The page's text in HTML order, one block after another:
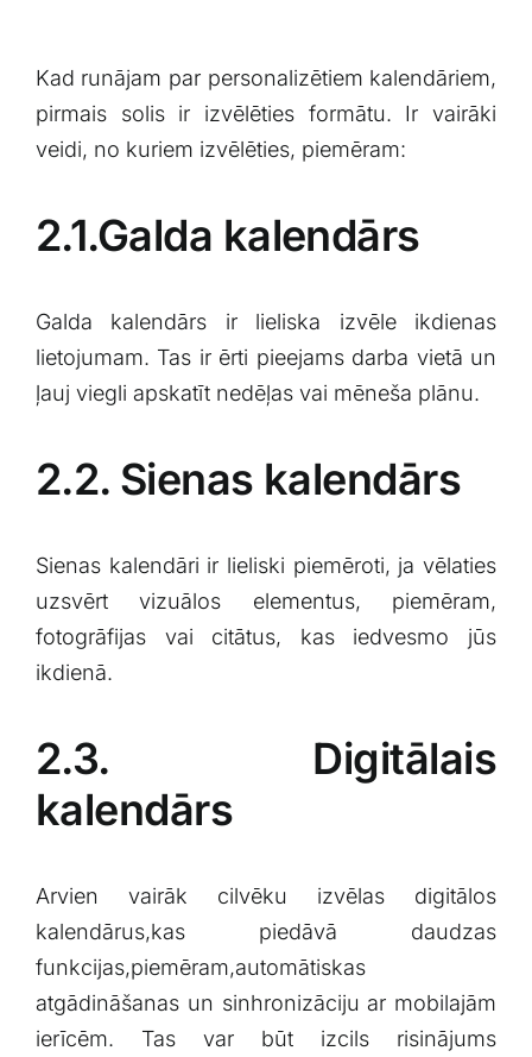
Kad runājam par personalizētiem kalendāriem,
pirmais solis ir izvēlēties formātu. Ir vairāki
veidi, no kuriem izvēlēties, piemēram:
2.1.Galda kalendārs
Galda kalendārs ir lieliska izvēle ikdienas
lietojumam. Tas ir ērti pieejams⁤ darba vietā ⁤un
‌ļauj viegli apskatīt⁢ nedēļas ⁢vai mēneša plānu.
2.2.⁣ Sienas kalendārs
Sienas⁤ kalendāri‍ ir lieliski ⁤piemēroti, ja vēlaties
uzsvērt‌ vizuālos ⁢elementus, piemēram,
fotogrāfijas vai citātus, kas iedvesmo jūs
ikdienā. ‍
2.3. Digitālais
kalendārs
Arvien vairāk cilvēku izvēlas digitālos
kalendārus,kas piedāvā daudzas
funkcijas,piemēram,automātiskas
atgādināšanas un sinhronizāciju ar mobilajām
ierīcēm. ⁣Tas var būt izcils risinājums